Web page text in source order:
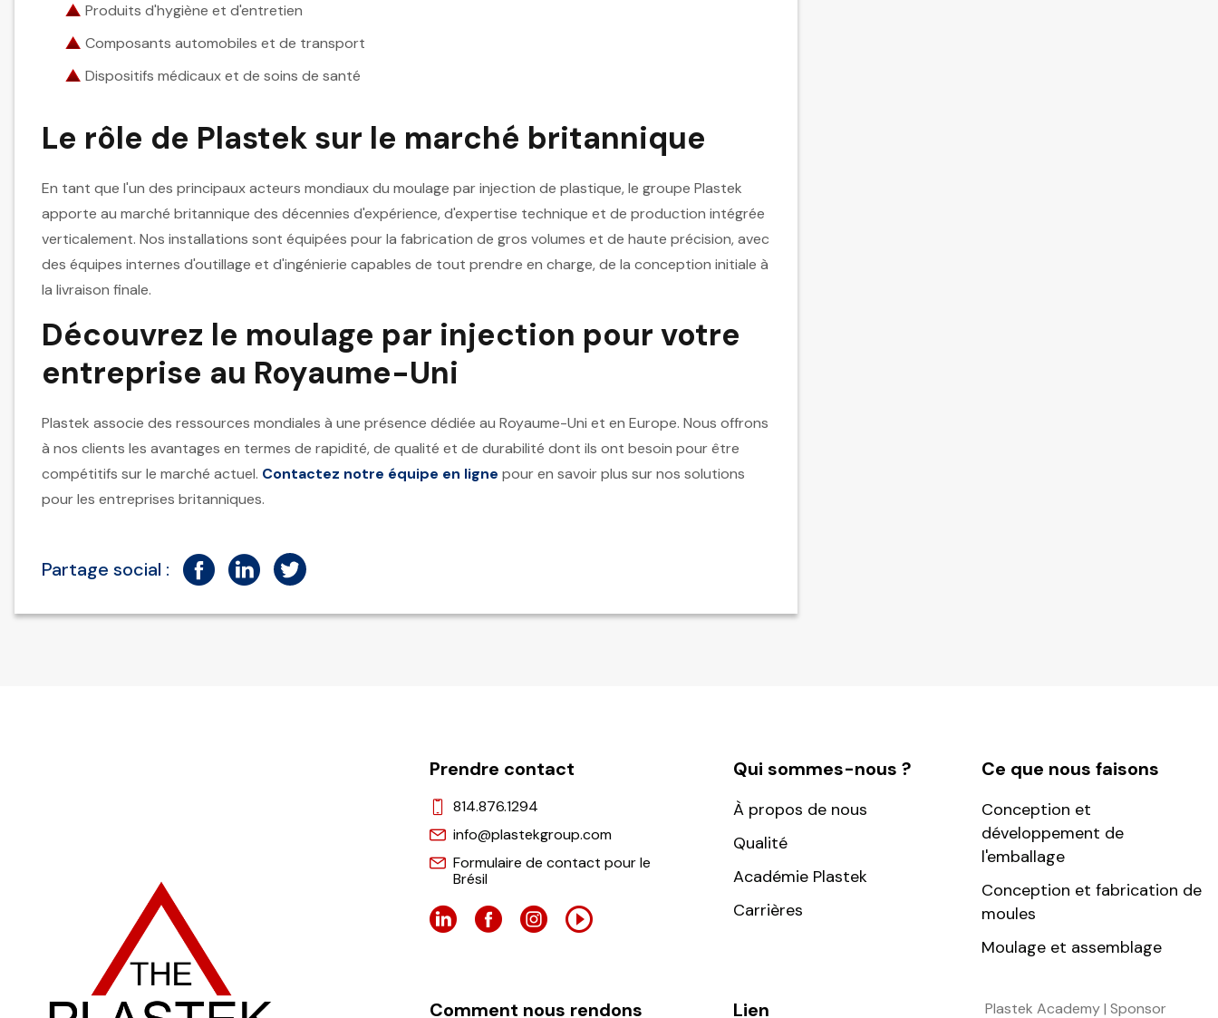
Produits d'hygiène et d'entretien
Composants automobiles et de transport
Dispositifs médicaux et de soins de santé
Le rôle de Plastek sur le marché britannique
En tant que l'un des principaux acteurs mondiaux du moulage par injection de plastique, le groupe Plastek
apporte au marché britannique des décennies d'expérience, d'expertise technique et de production intégrée
verticalement. Nos installations sont équipées pour la fabrication de gros volumes et de haute précision, avec
des équipes internes d'outillage et d'ingénierie capables de tout prendre en charge, de la conception initiale à
la livraison finale.
Découvrez le moulage par injection pour votre
entreprise au Royaume-Uni
Plastek associe des ressources mondiales à une présence dédiée au Royaume-Uni et en Europe. Nous offrons
à nos clients les avantages en termes de rapidité, de qualité et de durabilité dont ils ont besoin pour être
compétitifs sur le marché actuel. Contactez notre équipe en ligne pour en savoir plus sur nos solutions
pour les entreprises britanniques.
Partage social :
Prendre contact
814.876.1294
info@plastekgroup.com
Formulaire de contact pour le
Brésil
Qui sommes-nous ?
À propos de nous
Qualité
Académie Plastek
Carrières
Ce que nous faisons
Conception et
développement de
l'emballage
Conception et fabrication de
moules
Moulage et assemblage
Comment nous rendons Lien Plastek Academy | Sponsor